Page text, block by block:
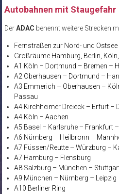
Autobahnen mit Staugefahr
DerADAC benennt weitere Strecken
Fernstraßen zur Nord- und Ostsee
Großräume Hamburg, Berlin,
A1 Köln – Dortmund – Bremen –
A2 Oberhausen – Dortmund –
A3 Emmerich – Oberhausen –
Passau
A4 Kirchheimer Dreieck – Erfurt –
A4 Köln – Aachen
A5 Basel – Karlsruhe – Frankfurt
A6 Nürnberg – Heilbronn –
A7 Füssen/Reutte – Würzburg –
A7 Hamburg – Flensburg
A8 Salzburg – München –
A9 München – Nürnberg – Leipzig
A10 Berliner Ring